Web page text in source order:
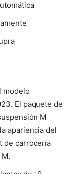
modelo
El paquete de
M
apariencia del
de carrocería